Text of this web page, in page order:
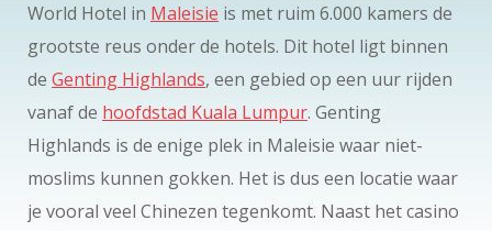
World Hotel in Maleisie is met ruim 6.000 kamers de
grootste reus onder de hotels. Dit hotel ligt binnen
de Genting Highlands, een gebied op een uur rijden
vanaf de hoofdstad Kuala Lumpur. Genting
Highlands is de enige plek in Maleisie waar niet-
moslims kunnen gokken. Het is dus een locatie waar
je vooral veel Chinezen tegenkomt. Naast het casino